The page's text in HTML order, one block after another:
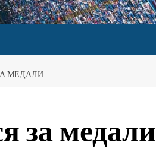
МЕДАЛИ
за медали